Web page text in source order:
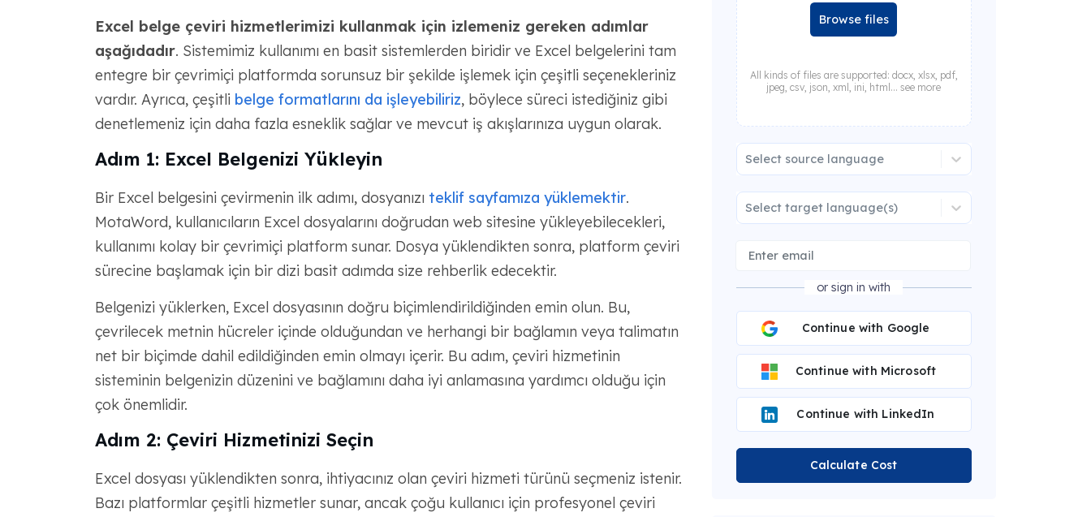
Excel belge çeviri hizmetlerimizi kullanmak için izlemeniz gereken adımlar
aşağıdadır. Sistemimiz kullanımı en basit sistemlerden biridir ve Excel belgelerini tam
entegre bir çevrimiçi platformda sorunsuz bir şekilde işlemek için çeşitli seçenekleriniz
vardır. Ayrıca, çeşitli belge formatlarını da işleyebiliriz, böylece süreci istediğiniz gibi
denetlemeniz için daha fazla esneklik sağlar ve mevcut iş akışlarınıza uygun olarak.
Adım 1: Excel Belgenizi Yükleyin
Bir Excel belgesini çevirmenin ilk adımı, dosyanızı teklif sayfamıza yüklemektir.
MotaWord, kullanıcıların Excel dosyalarını doğrudan web sitesine yükleyebilecekleri,
kullanımı kolay bir çevrimiçi platform sunar. Dosya yüklendikten sonra, platform çeviri
sürecine başlamak için bir dizi basit adımda size rehberlik edecektir.
Belgenizi yüklerken, Excel dosyasının doğru biçimlendirildiğinden emin olun. Bu,
çevrilecek metnin hücreler içinde olduğundan ve herhangi bir bağlamın veya talimatın
net bir biçimde dahil edildiğinden emin olmayı içerir. Bu adım, çeviri hizmetinin
sisteminin belgenizin düzenini ve bağlamını daha iyi anlamasına yardımcı olduğu için
çok önemlidir.
Adım 2: Çeviri Hizmetinizi Seçin
Excel dosyası yüklendikten sonra, ihtiyacınız olan çeviri hizmeti türünü seçmeniz istenir.
Bazı platformlar çeşitli hizmetler sunar, ancak çoğu kullanıcı için profesyonel çeviri
Browse files
All kinds of files are supported: docx, xlsx, pdf,
jpeg, csv, json, xml, ini, html... see more
Select source language
Select target language(s)
or sign in with
Continue with Google
Continue with Microsoft
Continue with LinkedIn
Calculate Cost